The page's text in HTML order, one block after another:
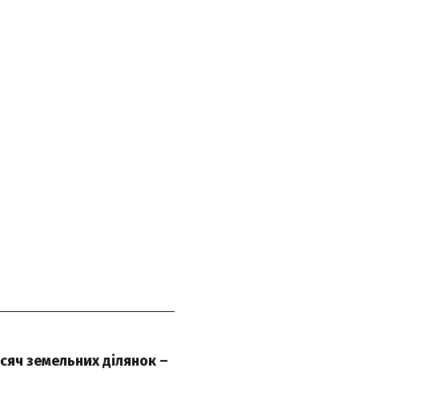
земельних ділянок –